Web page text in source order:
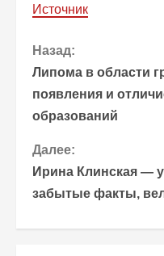
Источник
П
р
о
д
о
л
Назад:
Липома в области
появления и
образований
Далее:
Ирина Клинская —
забытые факты,